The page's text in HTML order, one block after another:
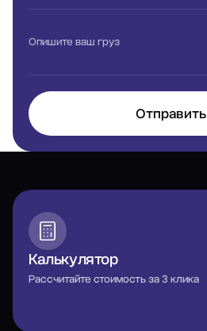
Опишите ваш груз
Отправить
Калькулятор
Рассчитайте стоимость за 3 клика